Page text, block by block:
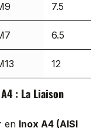
7.5
6.5
12
: La Liaison
en Inox A4 (AISI